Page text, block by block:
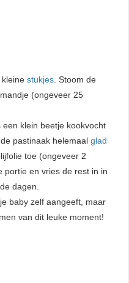
stukjes . Stoom de
(ongeveer 25
klein beetje kookvocht
pastinaak helemaal glad
toe (ongeveer 2
portie en vries de rest in in
dagen.
baby zelf aangeeft, maar
van dit leuke moment!